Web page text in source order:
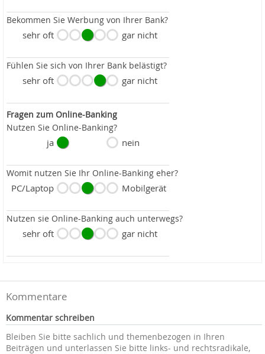
Bekommen Sie Werbung von Ihrer Bank?
sehr oft gar nicht
Fühlen Sie sich von Ihrer Bank belästigt?
sehr oft gar nicht
Fragen zum Online-Banking
Nutzen Sie Online-Banking?
ja nein
Womit nutzen Sie Ihr Online-Banking eher?
PC/Laptop Mobilgerät
Nutzen sie Online-Banking auch unterwegs?
sehr oft gar nicht
Kommentare
Kommentar schreiben
Bleiben Sie bitte sachlich und themenbezogen in Ihren
Beiträgen und unterlassen Sie bitte links- und rechtsradikale,